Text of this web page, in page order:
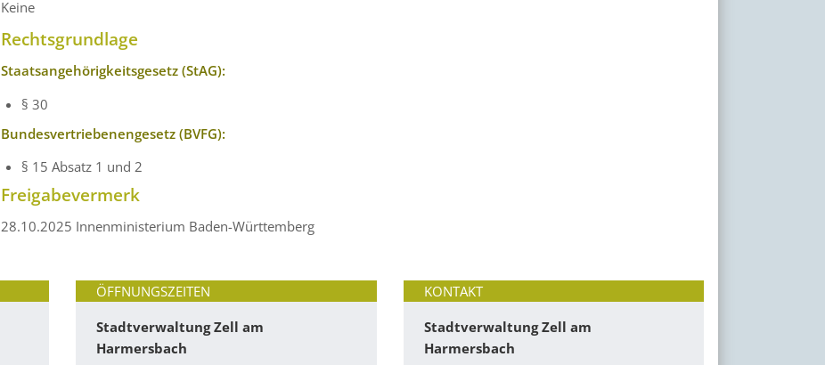
Keine
Rechtsgrundlage
Staatsangehörigkeitsgesetz (StAG):
§ 30
Bundesvertriebenengesetz (BVFG):
§ 15 Absatz 1 und 2
Freigabevermerk
28.10.2025 Innenministerium Baden-Württemberg
ÖFFNUNGSZEITEN
Stadtverwaltung Zell am
Harmersbach
KONTAKT
Stadtverwaltung Zell am
Harmersbach